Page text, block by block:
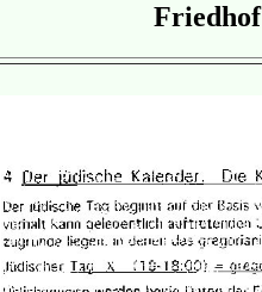
Friedhof